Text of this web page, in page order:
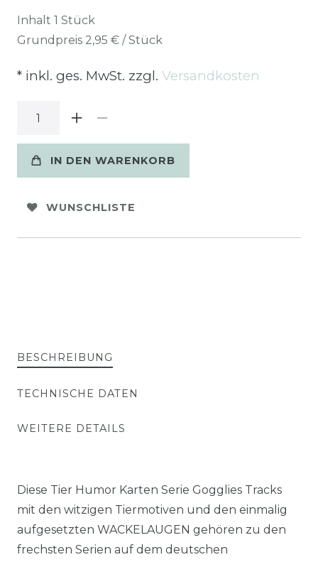
Inhalt 1 Stück
Grundpreis 2,95 € / Stück
* inkl. ges. MwSt. zzgl. Versandkosten
IN DEN WARENKORB
WUNSCHLISTE
BESCHREIBUNG
TECHNISCHE DATEN
WEITERE DETAILS
Diese Tier Humor Karten Serie Gogglies Tracks
mit den witzigen Tiermotiven und den einmalig
aufgesetzten WACKELAUGEN gehören zu den
frechsten Serien auf dem deutschen